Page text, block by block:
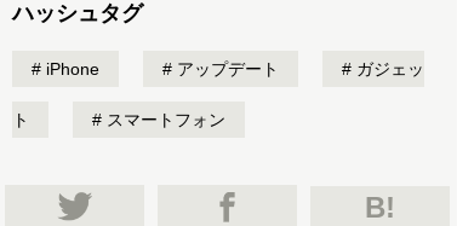
ハッシュタグ
iPhone アップデート ガジェッ
ト スマートフォン
B!